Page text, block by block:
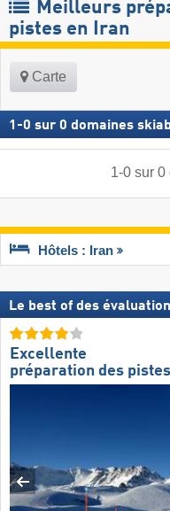
Meilleurs
pistes en Iran
Carte
1 -0 sur 0 domaines
1-0sur 0
Hôtels : Iran
Le best of des
Excellente
préparation des pistes